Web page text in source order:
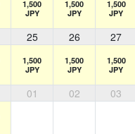
1,500
JPY
1,500
JPY
1,500
JPY
25 26 27
1,500
JPY
1,500
JPY
1,500
JPY
01 02 03